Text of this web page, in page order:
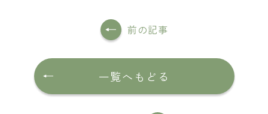
前の記事
一覧へもどる